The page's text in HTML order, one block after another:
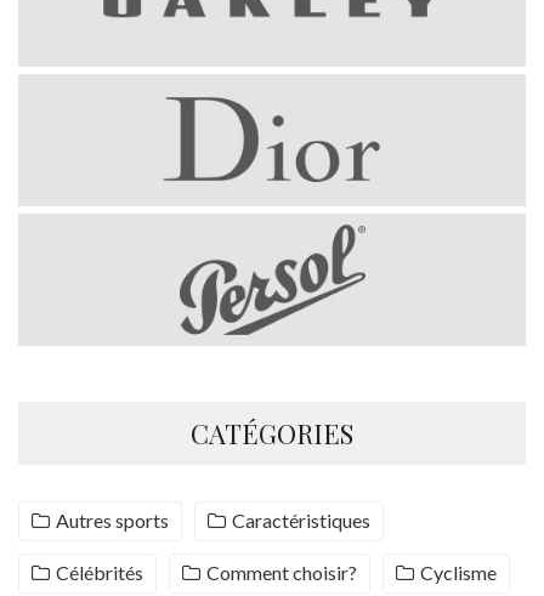
CATÉGORIES
Autres sports Caractéristiques
Célébrités Comment choisir? Cyclisme